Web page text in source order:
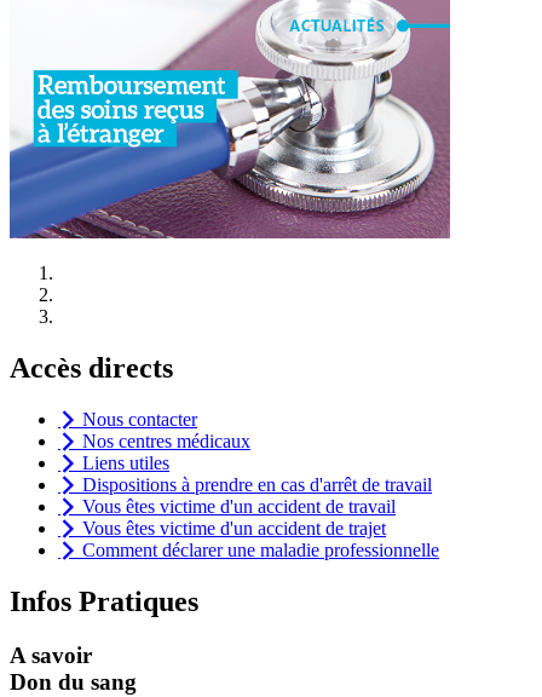
Accès directs
Nous contacter
Nos centres médicaux
Liens utiles
Dispositions à prendre en cas d'arrêt de travail
Vous êtes victime d'un accident de travail
Vous êtes victime d'un accident de trajet
Comment déclarer une maladie professionnelle
Infos Pratiques
A savoir
Don du sang